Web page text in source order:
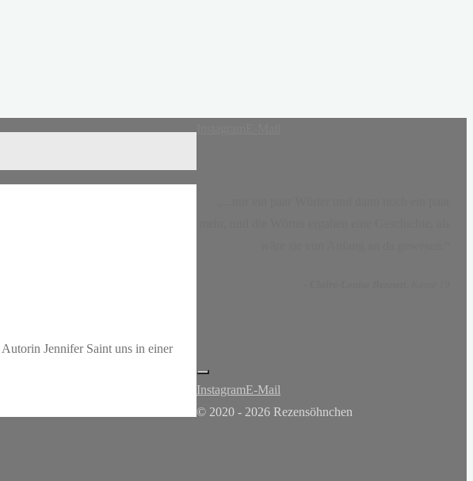
Jennifer Saint uns in einer
InstagramE-Mail
© 2020 - 2026 Rezensöhnchen